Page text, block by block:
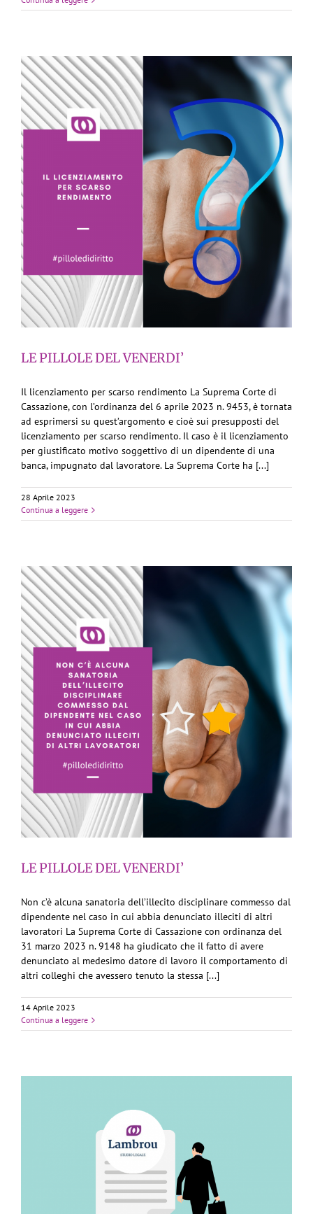
LE PILLOLE DEL VENERDI’
Il licenziamento per scarso rendimento La Suprema Corte di
Cassazione, con l’ordinanza del 6 aprile 2023 n. 9453, è tornata
ad esprimersi su quest’argomento e cioè sui presupposti del
licenziamento per scarso rendimento. Il caso è il licenziamento
per giustificato motivo soggettivo di un dipendente di una
banca, impugnato dal lavoratore. La Suprema Corte ha [...]
28 Aprile 2023
Continua a leggere
LE PILLOLE DEL VENERDI’
Non c’è alcuna sanatoria dell’illecito disciplinare commesso dal
dipendente nel caso in cui abbia denunciato illeciti di altri
lavoratori La Suprema Corte di Cassazione con ordinanza del
31 marzo 2023 n. 9148 ha giudicato che il fatto di avere
denunciato al medesimo datore di lavoro il comportamento di
altri colleghi che avessero tenuto la stessa [...]
14 Aprile 2023
Continua a leggere